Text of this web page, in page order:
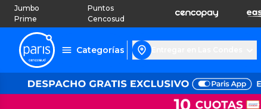
Jumbo
Prime
Puntos
Cencosud
Categorías